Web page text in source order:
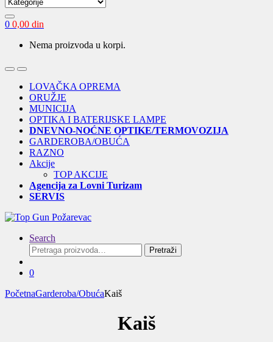
0 0,00 din
Nema proizvoda u korpi.
OpenClose
LOVAČKA OPREMA
ORUŽJE
MUNICIJA
OPTIKA I BATERIJSKE LAMPE
DNEVNO-NOĆNE OPTIKE/TERMOVOZIJA
GARDEROBA/OBUĆA
RAZNO
Akcije
TOP AKCIJE
Agencija za Lovni Turizam
SERVIS
Search
Pretraga
za:
Pretraži
0
PočetnaGarderoba/ObućaKaiš
Kaiš